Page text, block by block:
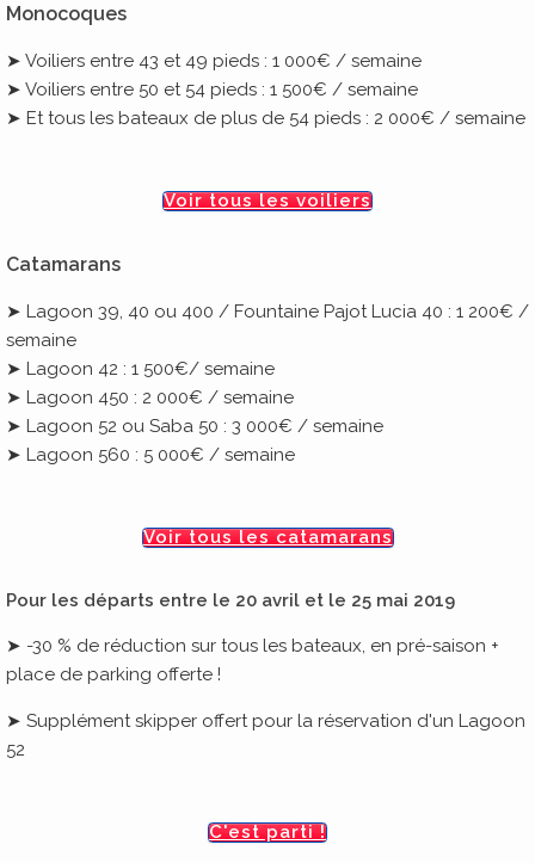
Monocoques
➤ Voiliers entre 43 et 49 pieds : 1 000€ / semaine
➤ Voiliers entre 50 et 54 pieds : 1 500€ / semaine
➤ Et tous les bateaux de plus de 54 pieds : 2 000€ / semaine
Voir tous les voiliers
Catamarans
➤ Lagoon 39, 40 ou 400 / Fountaine Pajot Lucia 40 : 1 200€ /
semaine
➤ Lagoon 42 : 1 500€/ semaine
➤ Lagoon 450 : 2 000€ / semaine
➤ Lagoon 52 ou Saba 50 : 3 000€ / semaine
➤ Lagoon 560 : 5 000€ / semaine
Voir tous les catamarans
Pour les départs entre le 20 avril et le 25 mai 2019
➤ -30 % de réduction sur tous les bateaux, en pré-saison +
place de parking offerte !
➤ Supplément skipper offert pour la réservation d'un Lagoon
52
C'est parti !